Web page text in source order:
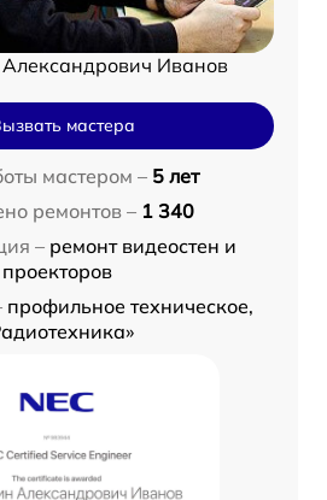
Александрович Иванов
мастера
мастером – 5 лет
ремонтов – 1 340
– ремонт видеостен и
проекторов
профильное техническое,